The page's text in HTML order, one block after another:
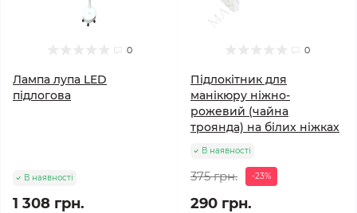
0
Лампа лупа LED
підлогова
В наявності
1 308 грн.
0
Підлокітник для
манікюру ніжно-
рожевий (чайна
троянда) на білих ніжках
В наявності
375 грн. -23%
290 грн.